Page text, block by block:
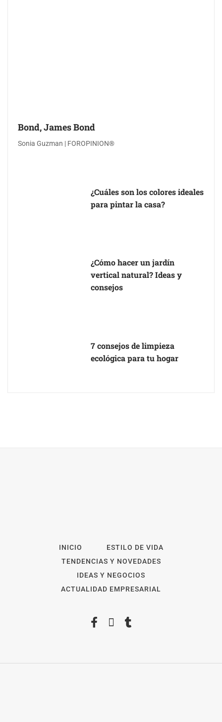
Bond, James Bond
Sonia Guzman | FOROPINION®
¿Cuáles son los colores ideales
para pintar la casa?
¿Cómo hacer un jardín
vertical natural? Ideas y
consejos
7 consejos de limpieza
ecológica para tu hogar
INICIO
ESTILO DE VIDA
TENDENCIAS Y NOVEDADES
IDEAS Y NEGOCIOS
ACTUALIDAD EMPRESARIAL